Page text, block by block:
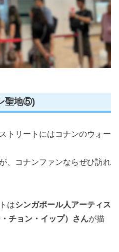
聖地⑤)
トリートにはコナンのウォー
、コナンファンならぜひ訪れ
はシンガポール人アーティス
チョン・イップ）さんが描